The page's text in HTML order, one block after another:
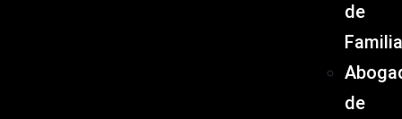
de
Familia
de